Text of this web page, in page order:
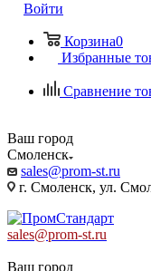
Войти
Корзина0
Избранные
Сравнение
Ваш город
Смоленск
sales@prom-st.ru
г. Смоленск, ул.
sales@prom-st.ru
Ваш город